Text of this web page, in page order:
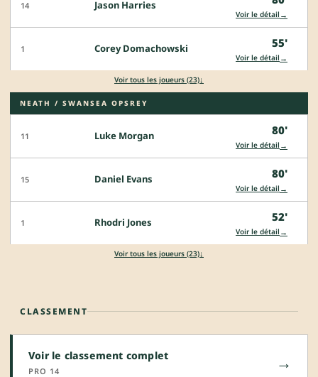
14 Jason Harries
Voir le détail →
1 Corey Domachowski 55'
Voir le détail →
Voir tous les joueurs (23)↓
NEATH / SWANSEA OPSREY
11 Luke Morgan 80'
Voir le détail →
15 Daniel Evans 80'
Voir le détail →
1 Rhodri Jones 52'
Voir le détail →
Voir tous les joueurs (23)↓
CLASSEMENT
Voir le classement complet
PRO 14 →